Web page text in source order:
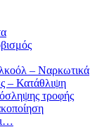
– Ναρκωτικά
– Κατάθλιψη
τροφής